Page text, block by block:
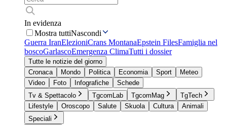
In evidenza
Mostra tuttiNascondi
Guerra IranElezioniCrans MontanaEpstein FilesFamiglia nel
boscoGarlascoEmergenza ClimaTutti i dossier
Tutte le notizie del giorno
Cronaca
Mondo Politica Economia Sport
Meteo
Video
Foto Infografiche
Schede
Tv & Spettacolo
TgcomLab TgcomMag
TgTech
Lifestyle
Oroscopo Salute Skuola Cultura
Animali
Speciali